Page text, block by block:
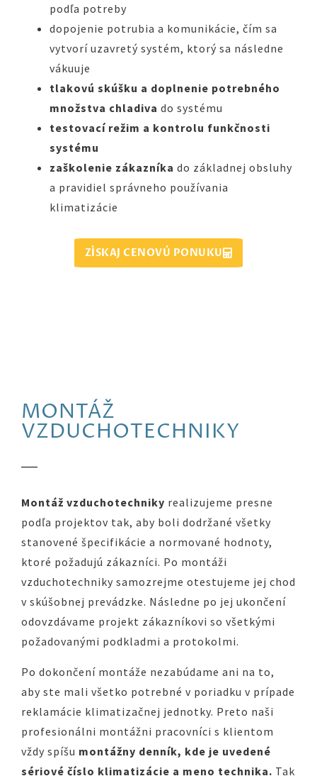
podľa potreby
dopojenie potrubia a komunikácie, čím sa
vytvorí uzavretý systém, ktorý sa následne
vákuuje
tlakovú skúšku a doplnenie potrebného
množstva chladiva do systému
testovací režim a kontrolu funkčnosti
systému
zaškolenie zákazníka do základnej obsluhy
a pravidiel správneho používania
klimatizácie
ZÍSKAJ CENOVÚ PONUKU
MONTÁŽ
VZDUCHOTECHNIKY
Montáž vzduchotechniky realizujeme presne
podľa projektov tak, aby boli dodržané všetky
stanovené špecifikácie a normované hodnoty,
ktoré požadujú zákazníci. Po montáži
vzduchotechniky samozrejme otestujeme jej chod
v skúšobnej prevádzke. Následne po jej ukončení
odovzdávame projekt zákazníkovi so všetkými
požadovanými podkladmi a protokolmi.
Po dokončení montáže nezabúdame ani na to,
aby ste mali všetko potrebné v poriadku v prípade
reklamácie klimatizačnej jednotky. Preto naši
profesionálni montážni pracovníci s klientom
vždy spíšu montážny denník, kde je uvedené
sériové číslo klimatizácie a meno technika. Tak